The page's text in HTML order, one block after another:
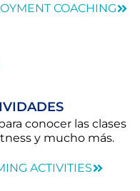
COACHING
conocer las clases
y mucho más.
ACTIVITIES